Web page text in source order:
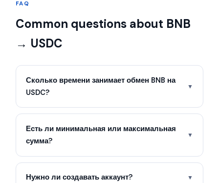
FAQ
Common questions about BNB
→ USDC
Сколько времени занимает обмен BNB на
USDC?
▼
Есть ли минимальная или максимальная
сумма?
▼
Нужно ли создавать аккаунт? ▼